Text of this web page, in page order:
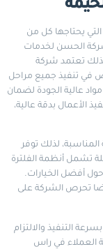
يحتاجها كل من
الحسن لخدمات
لذلك تعتمد شركة
في تنفيذ جميع مراحل
عالية الجودة لضمان
الأعمال بدقة عالية،
لذلك توفر
تشمل أنظمة الفلترة
حول أفضل الخيارات.
أيضا تحرص الشركة على
التنفيذ والالتزام
العملاء في راس